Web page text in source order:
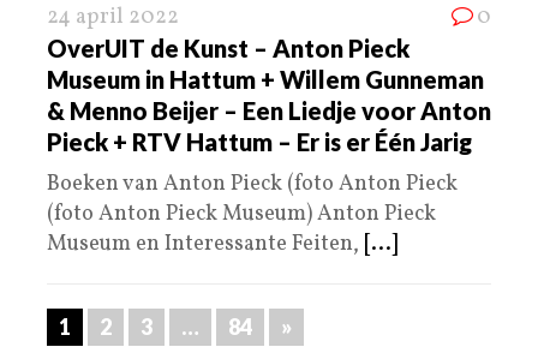
24 april 2022 0
OverUIT de Kunst – Anton Pieck
Museum in Hattum + Willem Gunneman
& Menno Beijer – Een Liedje voor Anton
Pieck + RTV Hattum – Er is er Één Jarig
Boeken van Anton Pieck (foto Anton Pieck
(foto Anton Pieck Museum) Anton Pieck
Museum en Interessante Feiten, [...]
1 2 3 … 84 »